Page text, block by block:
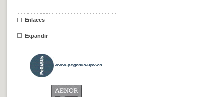
Enlaces
Expandir